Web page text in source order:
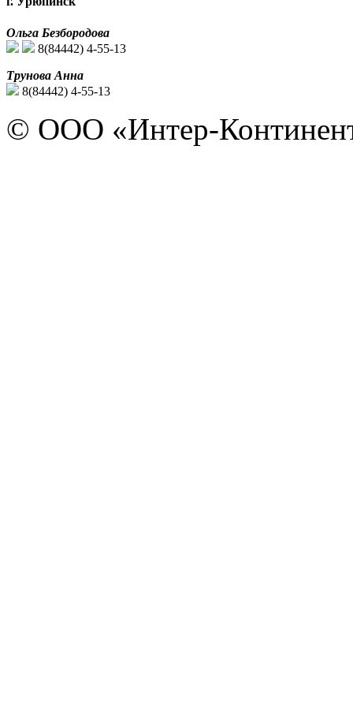
Ольга Безбородова
8(84442) 4-55-13
Трунова Анна
8(84442) 4-55-13
© ООО «Интер-